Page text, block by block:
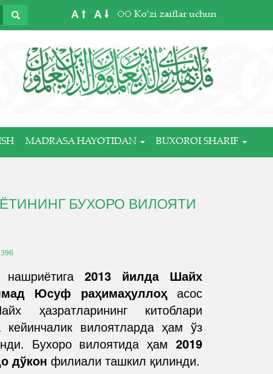
A A Ko‘zi zaiflar uchun
MADRASA HAYOTIDAN BUXOROI SHARIF
БУХОРО ВИЛОЯТИ
2013 йилда Шайх
Юсуф раҳимаҳуллоҳ асос
ҳазратларининг китоблари
кейинчалик вилоятларда ҳам ўз
Бухоро вилоятида ҳам 2019
дўкон филиали ташкил қилинди.